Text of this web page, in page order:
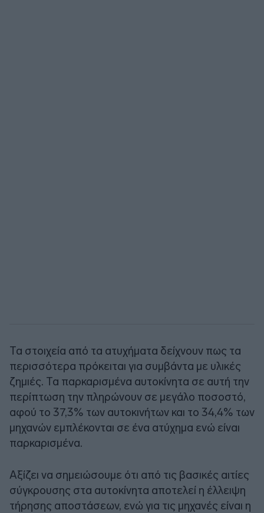
Τα στοιχεία από τα ατυχήματα δείχνουν πως τα
περισσότερα πρόκειται για συμβάντα με υλικές
ζημιές. Τα παρκαρισμένα αυτοκίνητα σε αυτή την
περίπτωση την πληρώνουν σε μεγάλο ποσοστό,
αφού το 37,3% των αυτοκινήτων και το 34,4% των
μηχανών εμπλέκονται σε ένα ατύχημα ενώ είναι
παρκαρισμένα.
Αξίζει να σημειώσουμε ότι από τις βασικές αιτίες
σύγκρουσης στα αυτοκίνητα αποτελεί η έλλειψη
τήρησης αποστάσεων, ενώ για τις μηχανές είναι η